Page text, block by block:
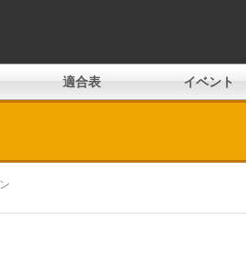
適合表 イベント